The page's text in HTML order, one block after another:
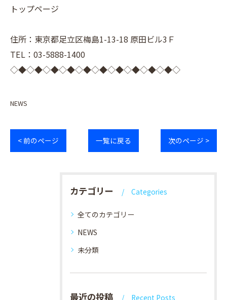
トップページ
住所：東京都足立区梅島1-13-18 原田ビル3Ｆ
TEL：03-5888-1400
◇◆◇◆◇◆◇◆◇◆◇◆◇◆◇◆◇◆◇◆◇
NEWS
< 前のページ 一覧に戻る 次のページ >
カテゴリー Categories
全てのカテゴリー
NEWS
未分類
最近の投稿 Recent Posts